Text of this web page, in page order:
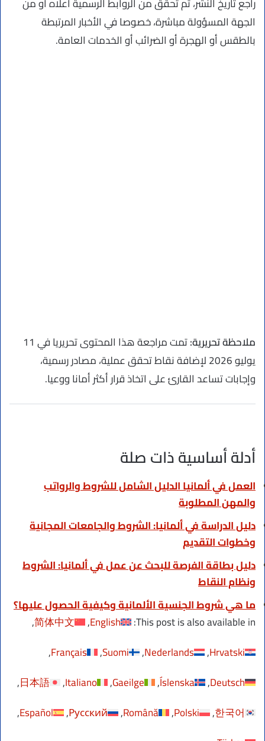
الجهة المسؤولة مباشرة، خصوصا في الأخبار المرتبطة
بالطقس أو الهجرة أو الضرائب أو الخدمات العامة.
ملاحظة تحريرية:
تمت مراجعة هذا المحتوى تحريريا في 11
يوليو 2026 لإضافة نقاط تحقق عملية، مصادر رسمية،
وإجابات تساعد القارئ على اتخاذ قرار أكثر أمانا ووعيا.
أدلة أساسية ذات صلة
العمل في ألمانيا الدليل الشامل للشروط والرواتب
والمهن المطلوبة
دليل الدراسة في ألمانيا: الشروط والجامعات المجانية
وخطوات التقديم
دليل بطاقة الفرصة للبحث عن عمل في ألمانيا: الشروط
ونظام النقاط
ما هي شروط الجنسية الألمانية وكيفية الحصول عليها؟
This post is also available in:
English
简体中文
Hrvatski
Nederlands
Suomi
Français
Deutsch
Íslenska
Gaeilge
Italiano
日本語
한국어
Polski
Română
Русский
Español